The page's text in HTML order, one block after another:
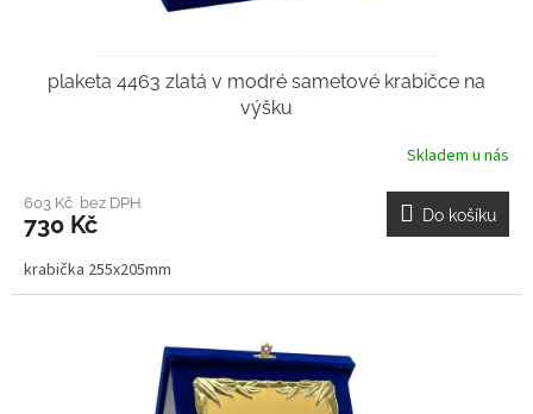
plaketa 4463 zlatá v modré sametové krabičce na
výšku
Skladem u nás
603 Kč bez DPH
730 Kč Do košíku
krabička 255x205mm